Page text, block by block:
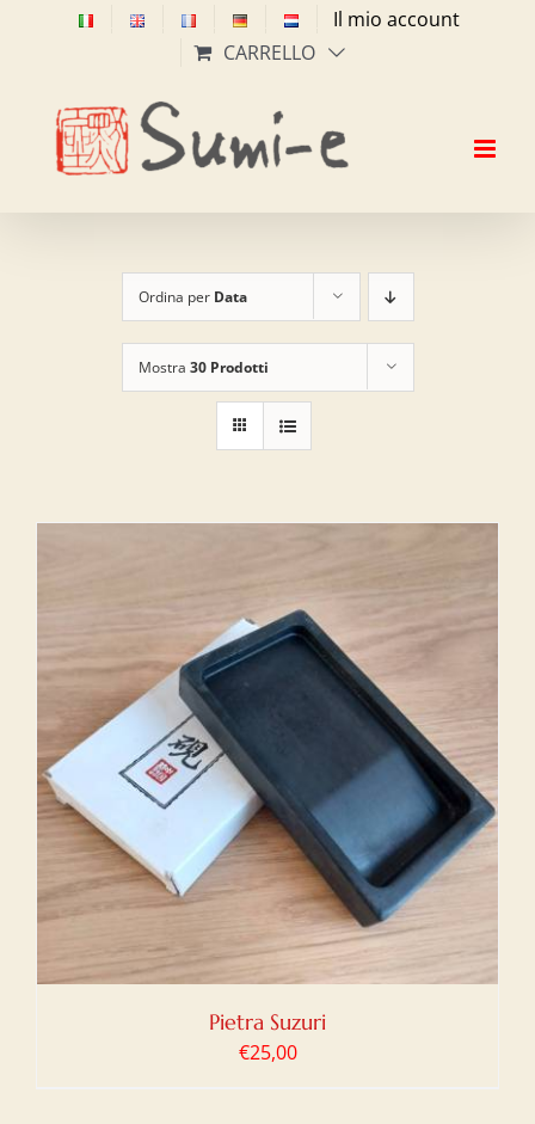
Il mio account
CARRELLO
Ordina per Data
Mostra 30 Prodotti
Pietra Suzuri
€25,00